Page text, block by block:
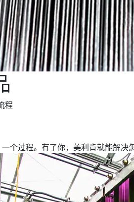
程
过程。有了你，美利肯就能解决